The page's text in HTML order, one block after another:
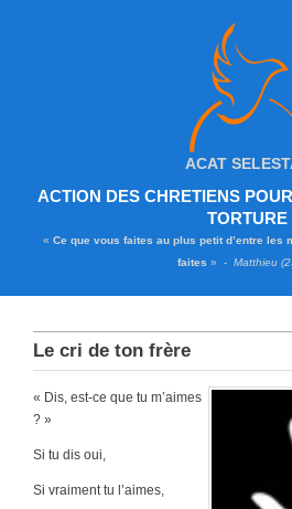
ACAT
ACTION DES CHRETIENS
TORTURE
« Ce que vous faites au plus petit d’entre les
faites » - Matthieu
Le cri de ton frère
« Dis, est-ce que tu m’aimes
? »
Si tu dis oui,
Si vraiment tu l’aimes,